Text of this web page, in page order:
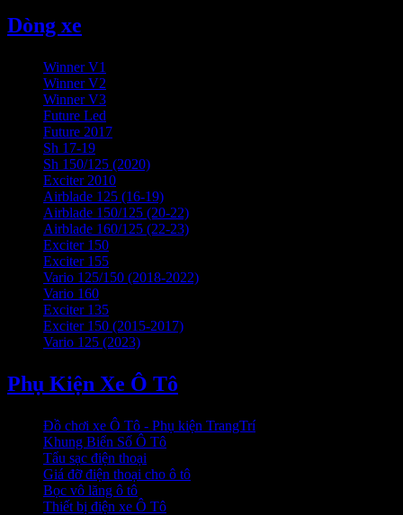
Dòng xe
Winner V1
Winner V2
Winner V3
Future Led
Future 2017
Sh 17-19
Sh 150/125 (2020)
Exciter 2010
Airblade 125 (16-19)
Airblade 150/125 (20-22)
Airblade 160/125 (22-23)
Exciter 150
Exciter 155
Vario 125/150 (2018-2022)
Vario 160
Exciter 135
Exciter 150 (2015-2017)
Vario 125 (2023)
Phụ Kiện Xe Ô Tô
Đồ chơi xe Ô Tô - Phụ kiện TrangTrí
Khung Biển Số Ô Tô
Tẩu sạc điện thoại
Giá đỡ điện thoại cho ô tô
Bọc vô lăng ô tô
Thiết bị điện xe Ô Tô